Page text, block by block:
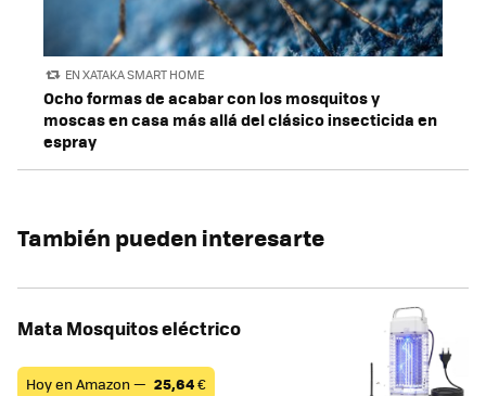
EN XATAKA SMART HOME
Ocho formas de acabar con los mosquitos y
moscas en casa más allá del clásico insecticida en
espray
También pueden interesarte
Mata Mosquitos eléctrico
Hoy en Amazon — 25,64€